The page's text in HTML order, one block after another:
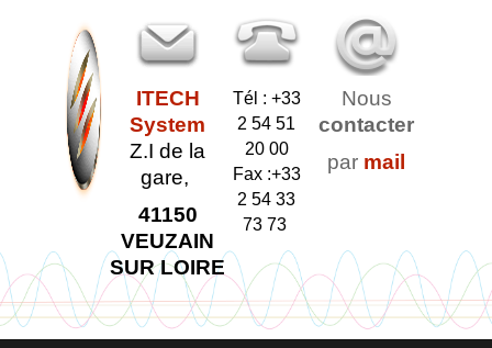
ITECH
System
Z.I de la
gare,
41150
VEUZAIN
SUR LOIRE
Tél : +33
2 54 51
20 00
Fax :+33
2 54 33
73 73
Nous
contacter
par mail